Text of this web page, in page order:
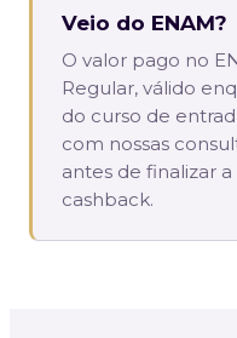
Veio do ENAM?
O valor pago no
Regular, válido
do curso de
com nossas
antes de finalizar
cashback.